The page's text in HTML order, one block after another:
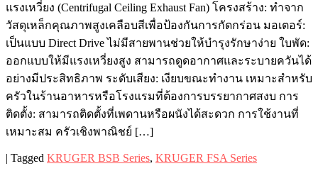
แรงเหวี่ยง (Centrifugal Ceiling Exhaust Fan) โครงสร้าง: ทำจาก
วัสดุเหล็กคุณภาพสูงเคลือบสีเพื่อป้องกันการกัดกร่อน มอเตอร์:
เป็นแบบ Direct Drive ไม่มีสายพานช่วยให้บำรุงรักษาง่าย ใบพัด:
ออกแบบให้มีแรงเหวี่ยงสูง สามารถดูดอากาศและระบายควันได้
อย่างมีประสิทธิภาพ ระดับเสียง: เงียบขณะทำงาน เหมาะสำหรับ
ครัวในร้านอาหารหรือโรงแรมที่ต้องการบรรยากาศสงบ การ
ติดตั้ง: สามารถติดตั้งที่เพดานหรือผนังได้สะดวก การใช้งานที่
เหมาะสม ครัวเชิงพาณิชย์ […]
| Tagged KRUGER BSB Series, KRUGER FSA Series